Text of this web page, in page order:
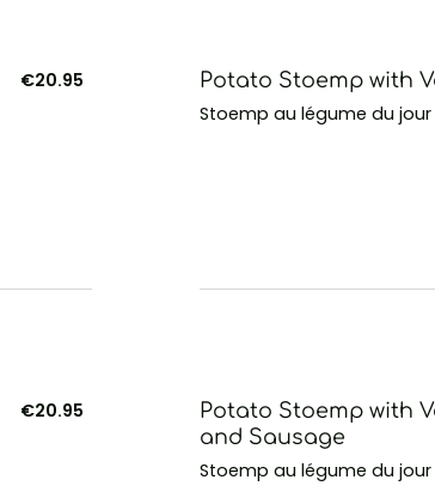
€20.95
Potato Stoemp with
Stoemp au légume du
€20.95
Potato Stoemp with
and Sausage
Stoemp au légume du